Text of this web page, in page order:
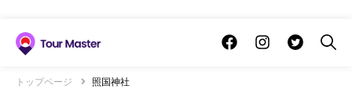
トップページ 照国神社